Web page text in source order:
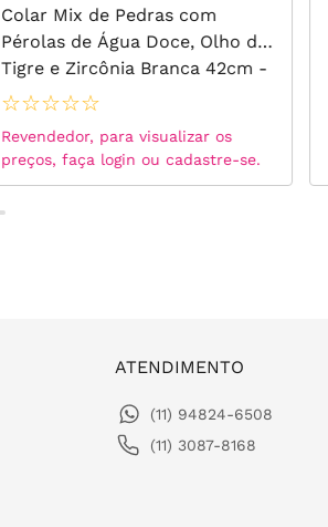
Colar Mix de Pedras com
Pérolas de Água Doce, Olho de
Tigre e Zircônia Branca 42cm -
Banho de Ouro 18k
☆☆☆☆☆
Revendedor, para visualizar os
preços, faça login ou cadastre-se.
ATENDIMENTO
(11) 94824-6508
(11) 3087-8168